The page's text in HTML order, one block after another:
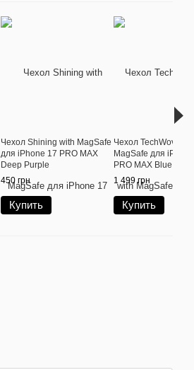
Чехол Shining with MagSafe
для iPhone 17 PRO MAX
Deep Purple
450 грн
Купить
Чехол TechWoven
MagSafe для
PRO MAX Blue
1 499 грн
Купить